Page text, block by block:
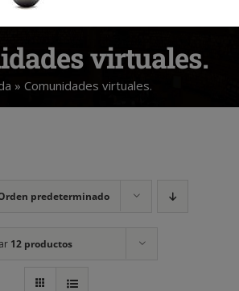
virtuales.
» Comunidades virtuales.
predeterminado
12 productos